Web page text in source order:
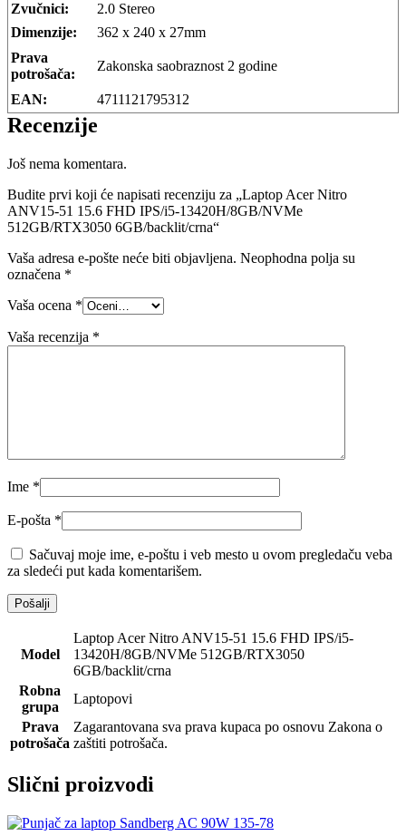
Zvučnici:
2.0 Stereo
Dimenzije:
362 x 240 x 27mm
Prava
potrošača:
Zakonska saobraznost 2 godine
EAN: 4711121795312
Recenzije
Još nema komentara.
Budite prvi koji će napisati recenziju za „Laptop Acer Nitro
ANV15-51 15.6 FHD IPS/i5-13420H/8GB/NVMe
512GB/RTX3050 6GB/backlit/crna“
Vaša adresa e-pošte neće biti objavljena. Neophodna polja su
označena *
Vaša ocena *
Vaša recenzija *
Ime *
E-pošta *
Sačuvaj moje ime, e-poštu i veb mesto u ovom pregledaču veba
za sledeći put kada komentarišem.
Model
Laptop Acer Nitro ANV15-51 15.6 FHD IPS/i5-
13420H/8GB/NVMe 512GB/RTX3050
6GB/backlit/crna
Robna
grupa
Laptopovi
Prava
potrošača
Zagarantovana sva prava kupaca po osnovu Zakona o
zaštiti potrošača.
Slični proizvodi